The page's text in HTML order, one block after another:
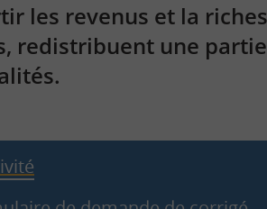
les revenus et la
redistribuent une